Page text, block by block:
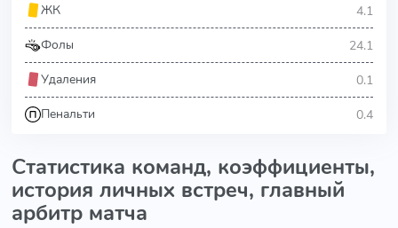
ЖК
4.1
Фолы 24.1
Удаления 0.1
Пенальти 0.4
Статистика команд, коэффициенты,
история личных встреч, главный
арбитр матча